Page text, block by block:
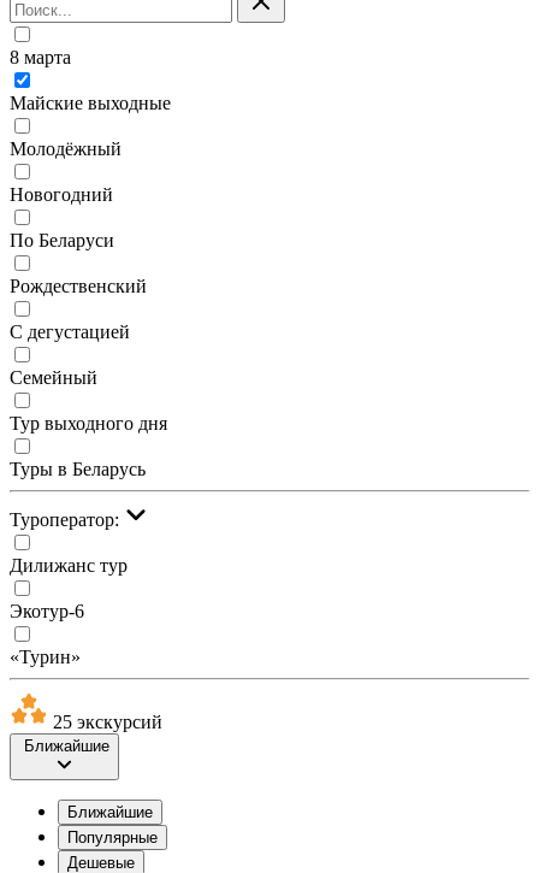
8 марта
Майские выходные
Молодёжный
Новогодний
По Беларуси
Рождественский
С дегустацией
Семейный
Тур выходного дня
Туры в Беларусь
Туроператор:
Дилижанс тур
Экотур-6
«Турин»
25 экскурсий
Ближайшие
Ближайшие
Популярные
Дешевые